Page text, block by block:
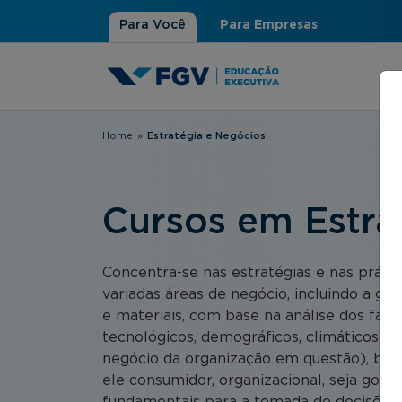
Para Você Para Empresas
Você está aqui
Home » Estratégia e Negócios
Cursos em
Concentra-se nas estratégias e nas
variadas áreas de negócio, incluindo a
e materiais, com base na análise dos
tecnológicos, demográficos, climáticos) e
negócio da organização em questão),
ele consumidor, organizacional, seja